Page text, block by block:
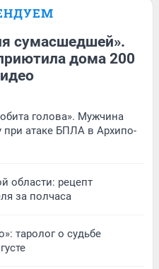
сумасшедшей».
дома 200
голова». Мужчина
при атаке БПЛА в Архипо-
области: рецепт
за полчаса
таролог о судьбе